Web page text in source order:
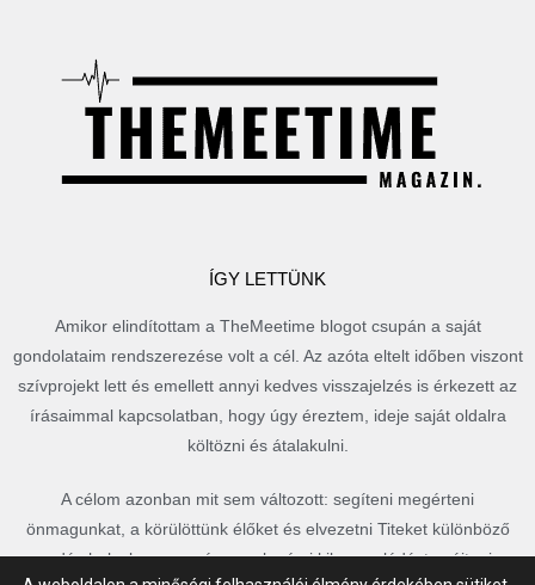
ÍGY LETTÜNK
Amikor elindítottam a TheMeetime blogot csupán a saját
gondolataim rendszerezése volt a cél. Az azóta eltelt időben viszont
szívprojekt lett és emellett annyi kedves visszajelzés is érkezett az
írásaimmal kapcsolatban, hogy úgy éreztem, ideje saját oldalra
költözni és átalakulni.
A célom azonban mit sem változott: segíteni megérteni
önmagunkat, a körülöttünk élőket és elvezetni Titeket különböző
csodás helyekre, vagy épp csak némi kikapcsolódást nyújtani a